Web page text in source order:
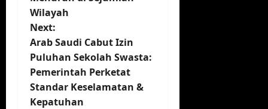
t
n
a
v
Wilayah
Next:
Arab Saudi Cabut Izin
Puluhan Sekolah Swasta:
Pemerintah Perketat
Standar Keselamatan &
Kepatuhan